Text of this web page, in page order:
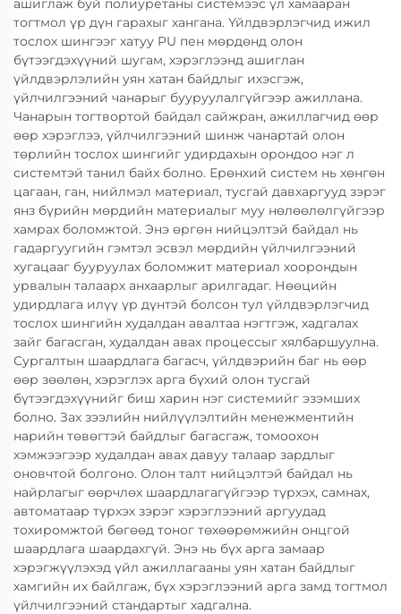
ашиглаж буй полиуретаны системээс үл хамааран
тогтмол үр дүн гарахыг хангана. Үйлдвэрлэгчид ижил
тослох шингээг хатуу PU пен мөрдөнд олон
бүтээгдэхүүний шугам, хэрэглээнд ашиглан
үйлдвэрлэлийн уян хатан байдлыг ихэсгэж,
үйлчилгээний чанарыг бууруулалгүйгээр ажиллана.
Чанарын тогтвортой байдал сайжран, ажиллагчид өөр
өөр хэрэглээ, үйлчилгээний шинж чанартай олон
төрлийн тослох шингийг удирдахын орондоо нэг л
системтэй танил байх болно. Ерөнхий систем нь хөнгөн
цагаан, ган, нийлмэл материал, тусгай давхаргууд зэрэг
янз бүрийн мөрдийн материалыг муу нөлөөлөлгүйгээр
хамрах боломжтой. Энэ өргөн нийцэлтэй байдал нь
гадаргуугийн гэмтэл эсвэл мөрдийн үйлчилгээний
хугацааг бууруулах боломжит материал хоорондын
урвалын талаарх анхаарлыг арилгадаг. Нөөцийн
удирдлага илүү үр дүнтэй болсон тул үйлдвэрлэгчид
тослох шингийн худалдан авалтаа нэгтгэж, хадгалах
зайг багасган, худалдан авах процессыг хялбаршуулна.
Сургалтын шаардлага багасч, үйлдвэрийн баг нь өөр
өөр зөөлөн, хэрэглэх арга бүхий олон тусгай
бүтээгдэхүүнийг биш харин нэг системийг эзэмших
болно. Зах зээлийн нийлүүлэлтийн менежментийн
нарийн төвөгтэй байдлыг багасгаж, томоохон
хэмжээгээр худалдан авах давуу талаар зардлыг
оновчтой болгоно. Олон талт нийцэлтэй байдал нь
найрлагыг өөрчлөх шаардлагагүйгээр түрхэх, самнах,
автоматаар түрхэх зэрэг хэрэглээний аргуудад
тохиромжтой бөгөөд тоног төхөөрөмжийн онцгой
шаардлага шаардахгүй. Энэ нь бүх арга замаар
хэрэгжүүлэхэд үйл ажиллагааны уян хатан байдлыг
хамгийн их байлгаж, бүх хэрэглээний арга замд тогтмол
үйлчилгээний стандартыг хадгална.